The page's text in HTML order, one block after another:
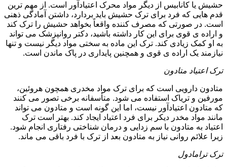
حشیش یا کانابیس از دیگر مواد محرک اعتیادآور است. از مهم ترین
قدم هایی که فرد برای ترک حشیش باید بردارد، داشتن آمادگی ذهنی
است. در صورتی که مصرف کننده واقعاً بخواهد حشیش را ترک کند
و اراده ی قوی برای این کار داشته باشید، دکتر روانپزشک می تواند
به او کمک زیادی کند. ترک این ماده به سختی مواد دیگر نیست و تنها
نیازمند یک اراده ی قوی و همچنین پایداری در پاک ماندن است.
ترک اعتیاد متادون
متادون دارویی است که برای ترک مواد مخدری همچون هروئین،
مورفین و تریاک استفاده می شود. متأسفانه برخی تصور می کنند
که متادون اعتیادآور نیست، اما این گونه است و متادون می تواند
مانند مواد مخدر دیکر برای فرد اعتیاد ایجاد کند. بهتر است ترک
اعتیاد به متادون با سم زدایی و درمان شناختی رفتاری انجام شود.
زیرا علائم روانی نیاز به متادون بعد از ترک با فرد باقی می ماند.
ترک ترامادول